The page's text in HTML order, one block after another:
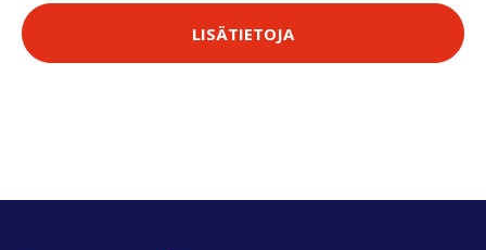
LISÄTIETOJA